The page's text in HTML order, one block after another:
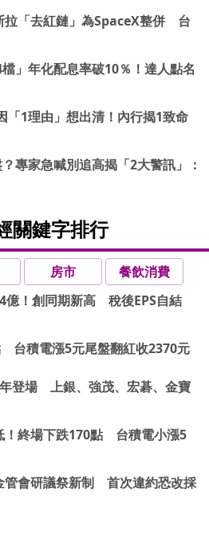
拉「去紅鏈」為SpaceX整併 台
」年化配息率破10％！達人點名
「1理由」想出清！內行揭1致命
專家急喊別追高揭「2大警訊」：
關鍵字排行
房市
餐飲消費
億！創同期新高 稅後EPS自結
台積電漲5元尾盤翻紅收2370元
登場 上銀、強茂、宏碁、金寶
！終場下跌170點 台積電小漲5
管會研議祭新制 首次違約恐改採